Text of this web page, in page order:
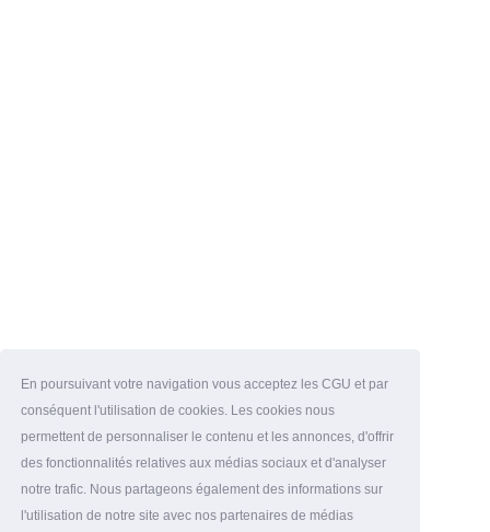
En poursuivant votre navigation vous acceptez les CGU et par
conséquent l'utilisation de cookies. Les cookies nous
permettent de personnaliser le contenu et les annonces, d'offrir
des fonctionnalités relatives aux médias sociaux et d'analyser
notre trafic. Nous partageons également des informations sur
l'utilisation de notre site avec nos partenaires de médias